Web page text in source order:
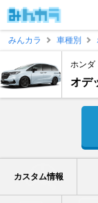
みんカラ
車種別
ホンダ
オデ
カスタム情報